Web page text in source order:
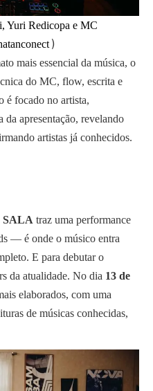
Yuri Redicopa e MC
)
mais essencial da música, o
do MC, flow, escrita e
é focado no artista,
da apresentação, revelando
artistas já conhecidos.
SALA traz uma performance
— é onde o músico entra
E para debutar o
da atualidade. No dia 13 de
elaborados, com uma
de músicas conhecidas,